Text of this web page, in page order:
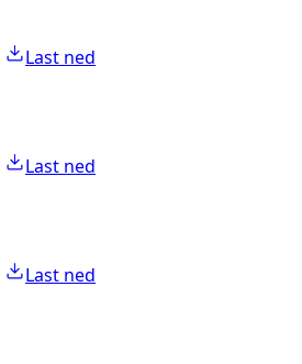
Last ned
Last ned
Last ned